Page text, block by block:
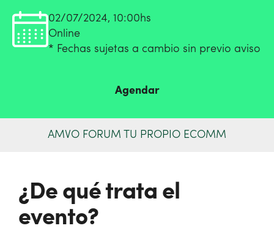
02/07/2024, 10:00hs
Online
* Fechas sujetas a cambio sin previo aviso
Agendar
AMVO FORUM TU PROPIO ECOMM
¿De qué trata el
evento?